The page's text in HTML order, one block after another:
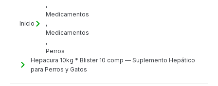
Inicio
,
Medicamentos
,
Medicamentos
,
Perros
Hepacura 10kg * Blister 10 comp — Suplemento Hepático
para Perros y Gatos